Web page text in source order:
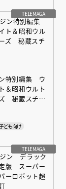
TELEMAGA
特別編集 ウ
＆昭和ウルト
秘蔵スチー
ども向け
TELEMAGA